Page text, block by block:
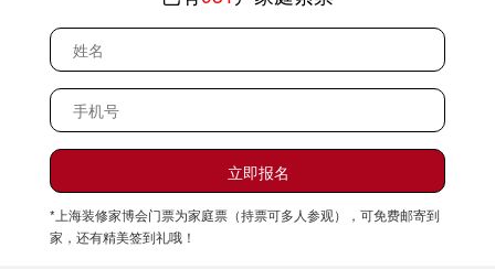
*上海装修家博会门票为家庭票（持票可多人参观），可免费邮寄到
家，还有精美签到礼哦！